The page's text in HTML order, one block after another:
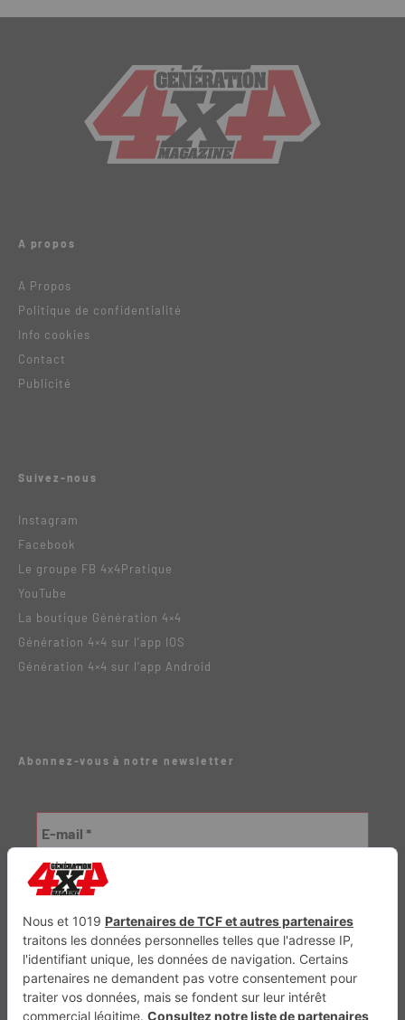
A propos
A Propos
Politique de confidentialité
Info cookies
Contact
Publicité
Suivez-nous
Instagram
Facebook
Le groupe FB 4x4Pratique
YouTube
La boutique Génération 4×4
Génération 4×4 sur l’app IOS
Génération 4×4 sur l’app Android
Abonnez-vous à notre newsletter